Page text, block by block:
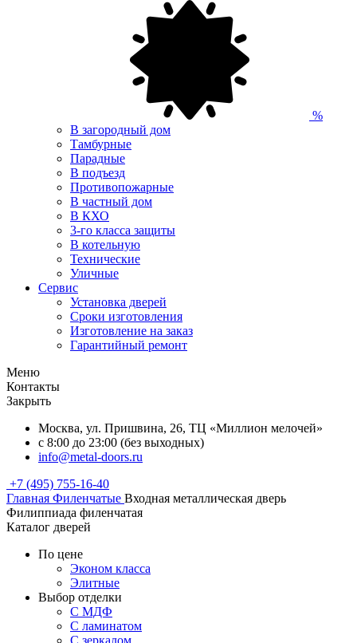
%
В загородный дом
Тамбурные
Парадные
В подъезд
Противопожарные
В частный дом
В КХО
3-го класса защиты
В котельную
Технические
Уличные
Сервис
Установка дверей
Сроки изготовления
Изготовление на заказ
Гарантийный ремонт
Меню
Контакты
Закрыть
Москва, ул. Пришвина, 26, ТЦ «Миллион мелочей»
с 8:00 до 23:00 (без выходных)
info@metal-doors.ru
+7 (495) 755-16-40
Главная Филенчатые Входная металлическая дверь
Филиппиада филенчатая
Каталог дверей
По цене
Эконом класса
Элитные
Выбор отделки
С МДФ
С ламинатом
С зеркалом